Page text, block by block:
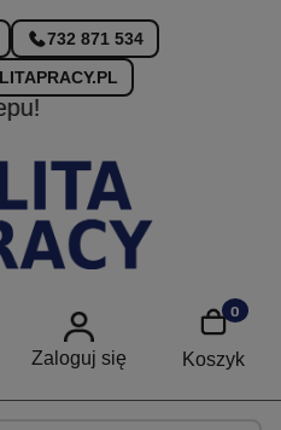
732 871 534
już dostępna!
Zaloguj się Koszyk